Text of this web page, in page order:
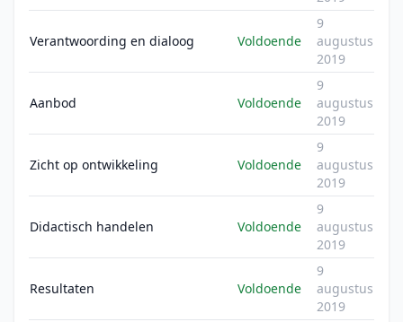
Verantwoording en dialoog Voldoende
9
augustus
2019
Aanbod Voldoende
9
augustus
2019
Zicht op ontwikkeling Voldoende
9
augustus
2019
Didactisch handelen Voldoende
9
augustus
2019
Resultaten Voldoende
9
augustus
2019